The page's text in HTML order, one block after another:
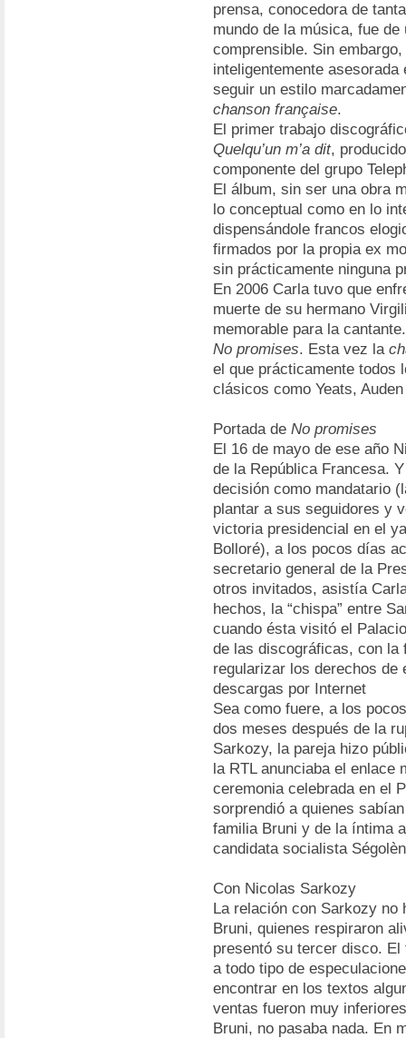
prensa, conocedora de
mundo de la música, fue
comprensible. Sin
inteligentemente
seguir un estilo
chanson française.
El primer trabajo
Quelqu’un m’a dit,
componente del grupo
El álbum, sin ser una obra
lo conceptual como en lo
dispensándole francos
firmados por la propia ex
sin prácticamente ninguna
En 2006 Carla tuvo que
muerte de su hermano
memorable para la
No promises. Esta vez la
el que prácticamente todos
clásicos como Yeats,
Portada de No promises
El 16 de mayo de ese año
de la República Francesa.
decisión como mandatario
plantar a sus seguidores y
victoria presidencial en el
Bolloré), a los pocos días
secretario general de la
otros invitados, asistía
hechos, la “chispa” entre
cuando ésta visitó el
de las discográficas, con la
regularizar los derechos de
descargas por Internet
Sea como fuere, a los
dos meses después de la
Sarkozy, la pareja hizo
la RTL anunciaba el enlace
ceremonia celebrada en el
sorprendió a quienes
familia Bruni y de la íntima
candidata socialista
Con Nicolas Sarkozy
La relación con Sarkozy no
Bruni, quienes respiraron
presentó su tercer disco.
a todo tipo de
encontrar en los textos
ventas fueron muy
Bruni, no pasaba nada. En